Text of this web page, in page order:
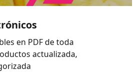
en PDF de toda
actualizada,